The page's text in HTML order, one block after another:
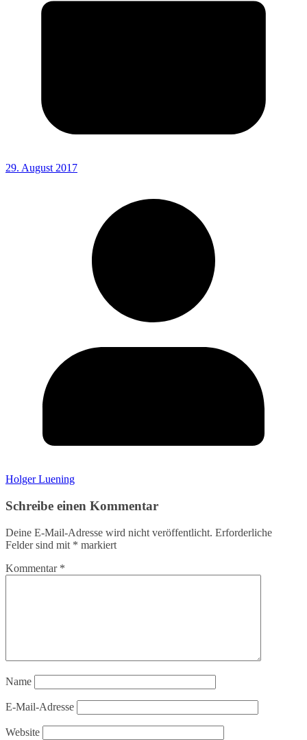
29. August 2017
Holger Luening
Schreibe einen Kommentar
Deine E-Mail-Adresse wird nicht veröffentlicht. Erforderliche
Felder sind mit * markiert
Kommentar *
Name
E-Mail-Adresse
Website